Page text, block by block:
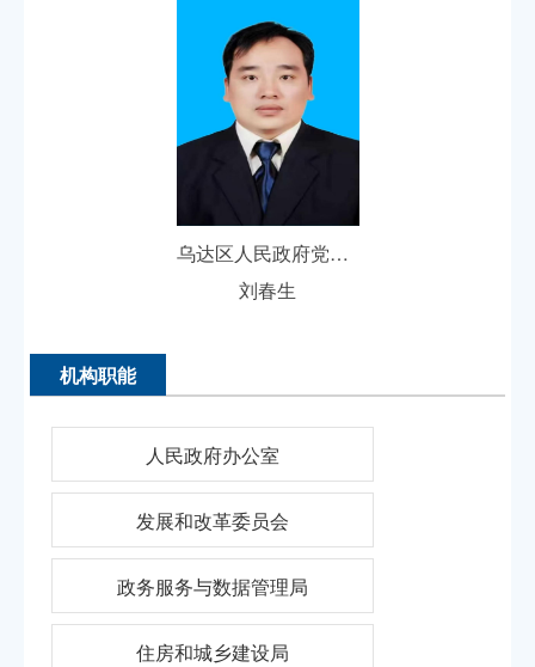
乌达区人民政府党组成员、副区长人选
刘春生
机构职能
人民政府办公室
发展和改革委员会
政务服务与数据管理局
住房和城乡建设局